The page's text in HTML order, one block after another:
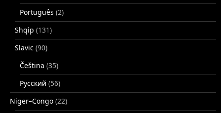
Português (2)
Shqip (131)
Slavic (90)
Čeština (35)
Русский (56)
Niger–Congo (22)